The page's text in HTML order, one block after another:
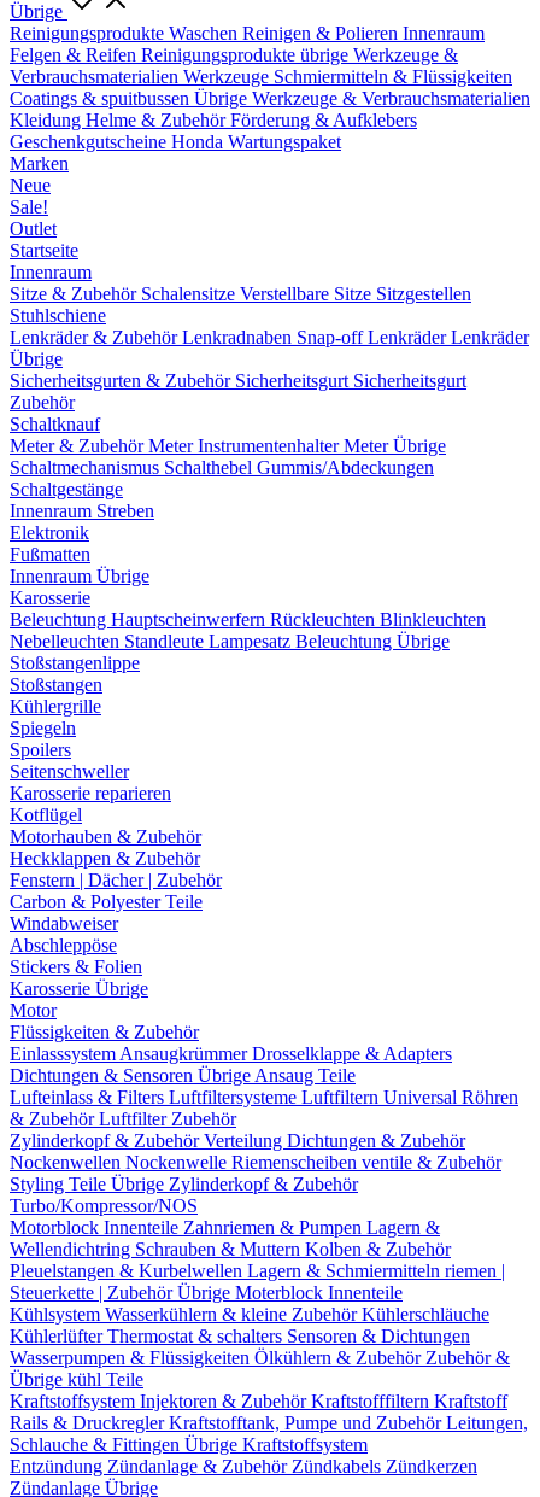
Übrige
Reinigungsprodukte Waschen Reinigen & Polieren Innenraum
Felgen & Reifen Reinigungsprodukte übrige Werkzeuge &
Verbrauchsmaterialien Werkzeuge Schmiermitteln & Flüssigkeiten
Coatings & spuitbussen Übrige Werkzeuge & Verbrauchsmaterialien
Kleidung Helme & ZubehörFörderung & Aufklebers
Geschenkgutscheine Honda Wartungspaket
Marken
Neue
Sale!
Outlet
Startseite
Innenraum
Sitze & Zubehör Schalensitze Verstellbare Sitze Sitzgestellen
Stuhlschiene
Lenkräder & ZubehörLenkradnaben Snap-offLenkräderLenkräder
Übrige
Sicherheitsgurten & Zubehör Sicherheitsgurt Sicherheitsgurt
Zubehör
Schaltknauf
Meter & ZubehörMeterInstrumentenhalterMeter Übrige
Schaltmechanismus Schalthebel Gummis/Abdeckungen
Schaltgestänge
Innenraum Streben
Elektronik
Fußmatten
Innenraum Übrige
Karosserie
Beleuchtung Hauptscheinwerfern Rückleuchten Blinkleuchten
Nebelleuchten Standleute Lampesatz Beleuchtung Übrige
Stoßstangenlippe
Stoßstangen
Kühlergrille
Spiegeln
Spoilers
Seitenschweller
Karosserie reparieren
Kotflügel
Motorhauben & Zubehör
Heckklappen & Zubehör
Fenstern | Dächer | Zubehör
Carbon & Polyester Teile
Windabweiser
Abschleppöse
Stickers & Folien
Karosserie Übrige
Motor
Flüssigkeiten & Zubehör
Einlasssystem AnsaugkrümmerDrosselklappe & Adapters
Dichtungen & Sensoren Übrige Ansaug Teile
Lufteinlass & Filters Luftfiltersysteme Luftfiltern Universal Röhren
& ZubehörLuftfilter Zubehör
Zylinderkopf & ZubehörVerteilung Dichtungen & Zubehör
Nockenwellen Nockenwelle Riemenscheiben ventile & Zubehör
Styling Teile Übrige Zylinderkopf & Zubehör
Turbo/Kompressor/NOS
Motorblock Innenteile Zahnriemen & Pumpen Lagern &
Wellendichtring Schrauben & Muttern Kolben & Zubehör
Pleuelstangen & Kurbelwellen Lagern & Schmiermitteln riemen |
Steuerkette | ZubehörÜbrige Moterblock Innenteile
Kühlsystem Wasserkühlern & kleine ZubehörKühlerschläuche
KühlerlüfterThermostat & schalters Sensoren & Dichtungen
Wasserpumpen & Flüssigkeiten Ölkühlern & Zubehör Zubehör &
Übrige kühl Teile
Kraftstoffsystem Injektoren & ZubehörKraftstofffiltern Kraftstoff
Rails & DruckreglerKraftstofftank, Pumpe und ZubehörLeitungen,
Schlauche & Fittingen Übrige Kraftstoffsystem
Entzündung Zündanlage & Zubehör Zündkabels Zündkerzen
Zündanlage Übrige